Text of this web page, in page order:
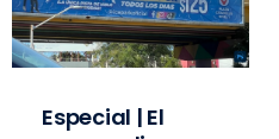
Especial | El